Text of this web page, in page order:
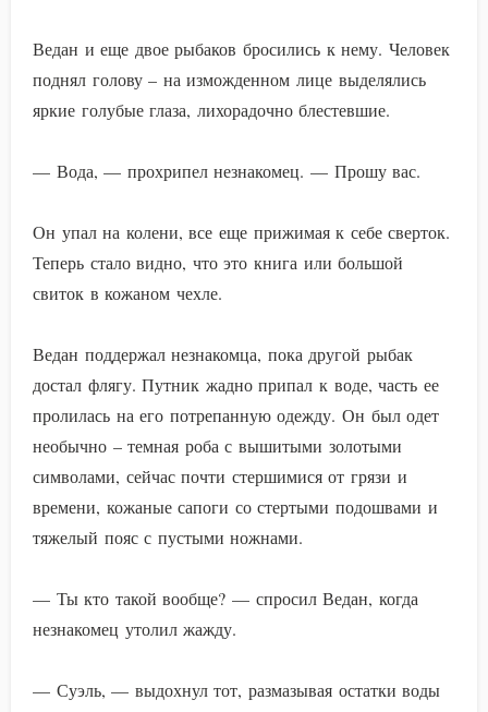
Ведан и еще двое рыбаков бросились к нему. Человек
поднял голову – на изможденном лице выделялись
яркие голубые глаза, лихорадочно блестевшие.
— Вода, — прохрипел незнакомец. — Прошу вас.
Он упал на колени, все еще прижимая к себе сверток.
Теперь стало видно, что это книга или большой
свиток в кожаном чехле.
Ведан поддержал незнакомца, пока другой рыбак
достал флягу. Путник жадно припал к воде, часть ее
пролилась на его потрепанную одежду. Он был одет
необычно – темная роба с вышитыми золотыми
символами, сейчас почти стершимися от грязи и
времени, кожаные сапоги со стертыми подошвами и
тяжелый пояс с пустыми ножнами.
— Ты кто такой вообще? — спросил Ведан, когда
незнакомец утолил жажду.
— Суэль, — выдохнул тот, размазывая остатки воды